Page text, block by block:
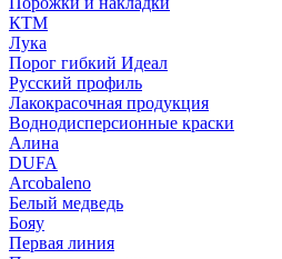
КТМ
Лука
Порог гибкий Идеал
Русский профиль
Лакокрасочная продукция
Воднодисперсионные краски
Алина
DUFA
Arcobaleno
Белый медведь
Бояу
Первая линия